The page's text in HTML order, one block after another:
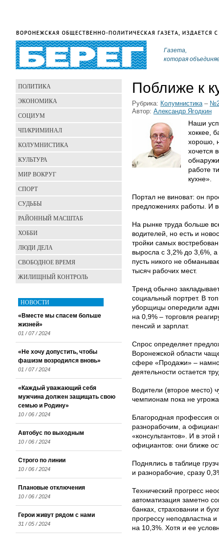
Газета,
которая
Поближе к
Рубрика: Колумнистика–
Автор: Александр Ягодкин
Наши
хоккее,
хорошо,
хочется
работе
кухне».
Портал не виноват: он
предложениях работы. И
На рынке труда больше
водителей, но есть и
тройки самых
выросла с 3,2% до 3,6%,
пусть никого не
тысяч рабочих мест.
Тренд обычно
социальный портрет. В
уборщицы опередили
на 0,9% – торговля
пенсий и зарплат.
Спрос определяет
Воронежской области
сфере «Продажи» –
деятельности остается
Водители (второе место)
чемпионам пока не
Благородная профессия
разнорабочим, а
«консультантов». И в
официантов: они ближе
Поднялись в таблице
и разнорабочие, сразу
Технический прогресс
автоматизация заметно
банках, страховании и
прогрессу неподвластна
на 10,3%. Хотя и ее
ПОЛИТИКА
ЭКОНОМИКА
СОЦИУМ
ЧП/КРИМИНАЛ
КОЛУМНИСТИКА
КУЛЬТУРА
МИР ВОКРУГ
СПОРТ
СУДЬБЫ
РАЙОННЫЙ МАСШТАБ
ХОББИ
ЛЮДИ ДЕЛА
СВОБОДНОЕ ВРЕМЯ
ЖИЛИЩНЫЙ КОНТРОЛЬ
НОВОСТИ
«Вместе мы спасем больше
жизней»
01 / 07 / 2024
«Не хочу допустить, чтобы
фашизм возродился вновь»
01 / 07 / 2024
«Каждый уважающий себя
мужчина должен защищать свою
семью и Родину»
10 / 06 / 2024
Автобус по выходным
10 / 06 / 2024
Строго по линии
10 / 06 / 2024
Плановые отключения
10 / 06 / 2024
Герои живут рядом с нами
31 / 05 / 2024